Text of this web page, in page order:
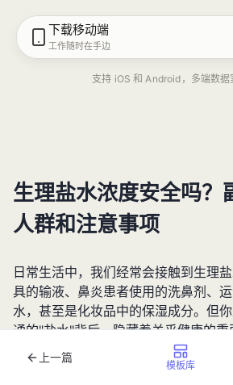
下载移动端
工作随时在手边
支持 iOS 和 Android，多端数据
生理盐水浓度安全吗？
人群和注意事项
日常生活中，我们经常会接触到生理
具的输液、鼻炎患者使用的洗鼻剂、
水，甚至是化妆品中的保湿成分。但
通的"盐水"背后，隐藏着关乎健康的重
的微小差异，可能直接影响使用效
上一篇
模板库